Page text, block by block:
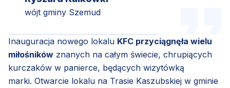
wójt gminy Szemud
Inauguracja nowego lokalu KFC przyciągnęła wielu
miłośników znanych na całym świecie, chrupiących
kurczaków w panierce, będących wizytówką
marki. Otwarcie lokalu na Trasie Kaszubskiej w gminie